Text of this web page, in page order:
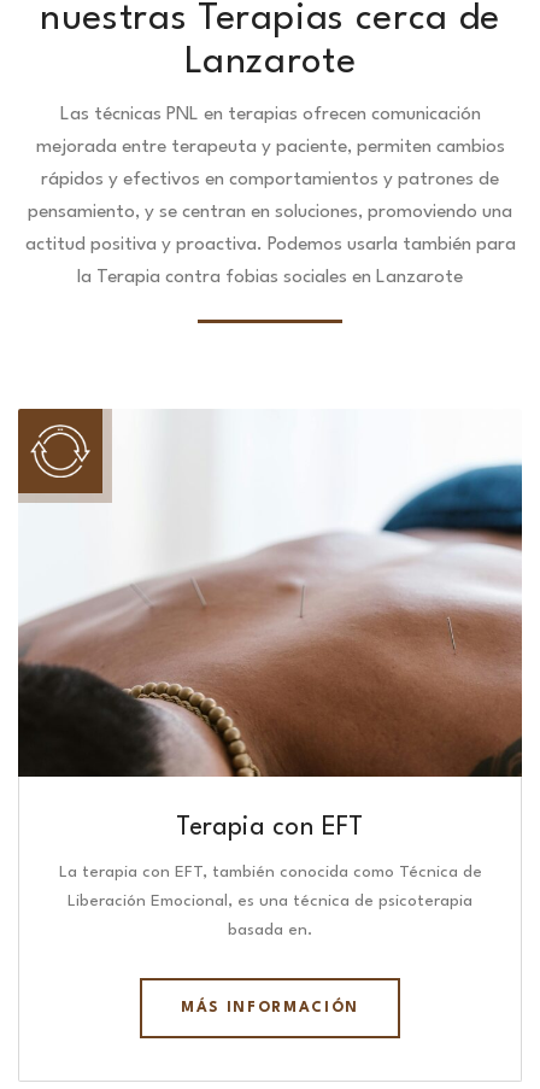
nuestras Terapias cerca de
Lanzarote
Las técnicas PNL en terapias ofrecen comunicación
mejorada entre terapeuta y paciente, permiten cambios
rápidos y efectivos en comportamientos y patrones de
pensamiento, y se centran en soluciones, promoviendo una
actitud positiva y proactiva. Podemos usarla también para
la Terapia contra fobias sociales en Lanzarote
Terapia con EFT
La terapia con EFT, también conocida como Técnica de
Liberación Emocional, es una técnica de psicoterapia
basada en.
MÁS INFORMACIÓN